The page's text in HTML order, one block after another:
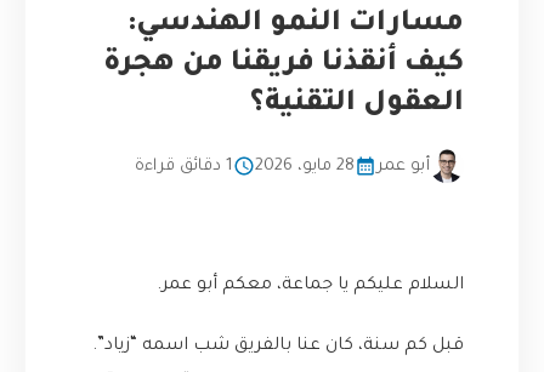
مسارات النمو الهندسي:
كيف أنقذنا فريقنا من هجرة
العقول التقنية؟
أبو عمر 28 مايو، 2026 1 دقائق قراءة
السلام عليكم يا جماعة، معكم أبو عمر.
قبل كم سنة، كان عنا بالفريق شب اسمه “زياد”.